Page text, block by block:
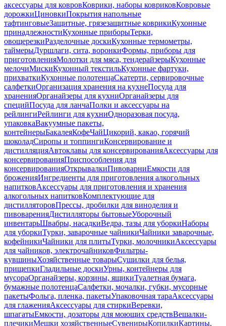
аксессуары для ковровКоврики, наборы ковриковКовровые
дорожкиЦиновкиПокрытия напольные
тафтинговыеЗащитные, грязезащитные коврикиКухонные
принадлежностиКухонные приборыТерки,
овощерезкиРазделочные доскиКухонные термометры,
таймерыДуршлаги, сита, воронкиФормы, приборы для
приготовленияМолотки для мяса, тендерайзерыКухонные
мелочиМискиКухонный текстильКухонные фартуки,
прихваткиКухонные полотенцаСкатерти, сервировочные
салфеткиОрганизация хранения на кухнеПосуда для
храненияОрганайзеры для кухниОрганайзеры для
специйПосуда для ланчаПолки и аксессуары на
рейлингиРейлинги для кухниОдноразовая посуда,
упаковкаВакуумные пакеты,
контейнерыБакалеяКофеЧайЦикорий, какао, горячий
шоколадСиропы и топпингиКонсервирование и
дистилляцияАвтоклавы для консервированияАксессуары для
консервированияПриспособления для
консервированияОткрывалкиПивоварниЕмкости для
броженияИнгредиенты для приготовления алкогольных
напитковАксессуары для приготовления и хранения
алкогольных напитковКомплектующие для
дистилляторовПрессы, дробилки для виноделия и
пивоваренияДистилляторы бытовыеУборочный
инвентарьШвабры, насадкиВедра, тазы для уборкиНаборы
для уборкиТурки, заварочные чайникиЧайники заварочные,
кофейникиЧайники для плитыТурки, молочникиАксессуары
для чайников, электрочайниковФильтры-
кувшиныХозяйственные товарыСушилки для белья,
прищепкиГладильные доскиУрны, контейнеры для
мусораОрганайзеры, корзины, ящикиТуалетная бумага,
бумажные полотенцаСалфетки, мочалки, губки, мусорные
пакетыФольга, пленка, пакетыУпаковочная тараАксессуары
для глаженияАксессуары для стиркиВеревки,
шпагатыЕмкости, дозаторы для моющих средствВешалки-
плечикиМешки хозяйственныеСувенирыКопилкиКартины,